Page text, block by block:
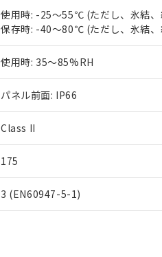
使用時: -25～55℃ (ただし、氷結、
保存時: -40～80℃ (ただし、氷結、
使用時: 35～85%RH
パネル前面: IP66
Class II
175
3 (EN60947-5-1)